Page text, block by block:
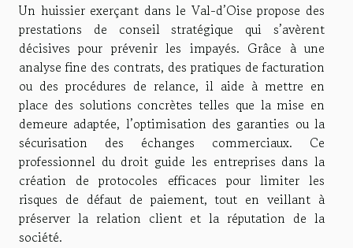
Un huissier exerçant dans le Val-d’Oise propose des
prestations de conseil stratégique qui s’avèrent
décisives pour prévenir les impayés. Grâce à une
analyse fine des contrats, des pratiques de facturation
ou des procédures de relance, il aide à mettre en
place des solutions concrètes telles que la mise en
demeure adaptée, l’optimisation des garanties ou la
sécurisation des échanges commerciaux. Ce
professionnel du droit guide les entreprises dans la
création de protocoles efficaces pour limiter les
risques de défaut de paiement, tout en veillant à
préserver la relation client et la réputation de la
société.